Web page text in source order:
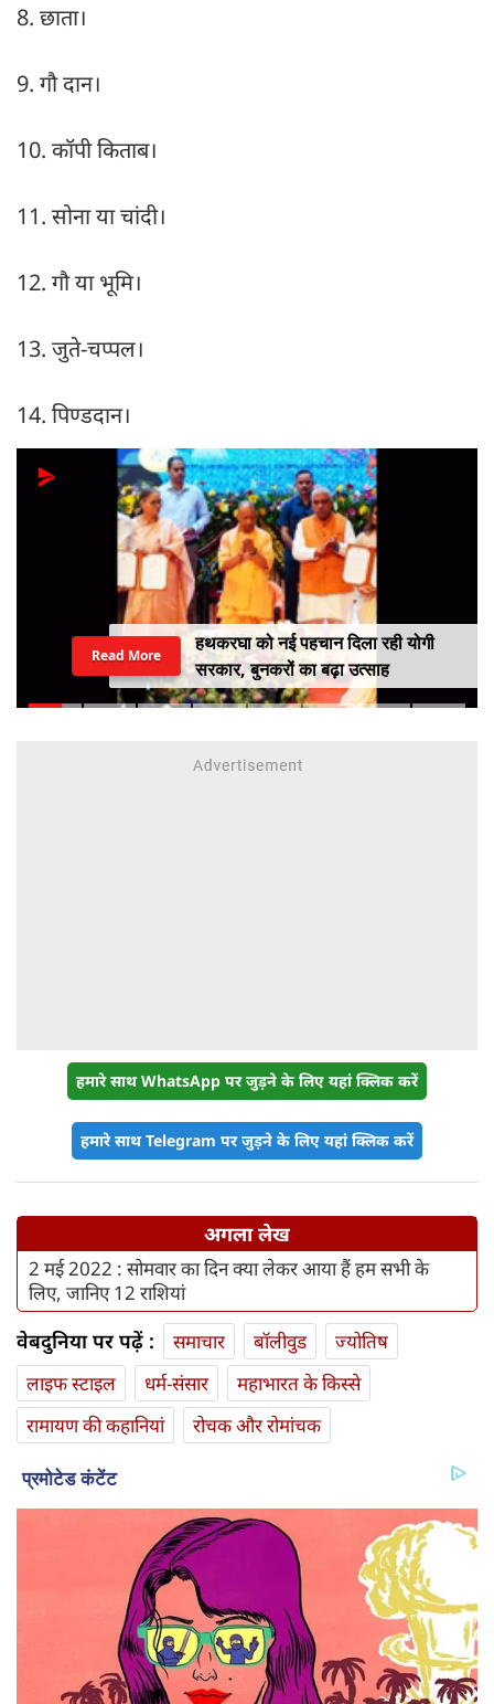
8. छाता।
9. गौ दान।
10. कॉपी किताब।
11. सोना या चांदी।
12. गौ या भूमि।
13. जुते-चप्पल।
14. पिण्डदान।
हथकरघा को नई पहचान दिला रही योगी
सरकार, बुनकरों का बढ़ा उत्साह
Read More
हमारे साथ WhatsApp पर जुड़ने के लिए यहां क्लिक करें
हमारे साथ Telegram पर जुड़ने के लिए यहां क्लिक करें
अगला लेख
2 मई 2022 : सोमवार का दिन क्या लेकर आया हैं हम सभी के
लिए, जानिए 12 राशियां
वेबदुनिया पर पढ़ें : समाचार बॉलीवुड
ज्योतिष
लाइफ स्‍टाइल
धर्म-संसार
महाभारत के किस्से
रामायण की कहानियां
रोचक और रोमांचक